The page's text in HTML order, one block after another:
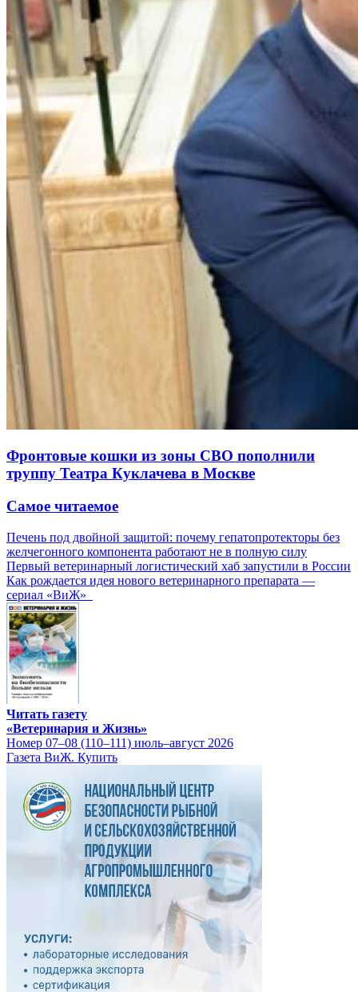
Фронтовые кошки из зоны СВО пополнили
труппу Театра Куклачева в Москве
Самое читаемое
Печень под двойной защитой: почему гепатопротекторы без
желчегонного компонента работают не в полную силу
Первый ветеринарный логистический хаб запустили в России
Как рождается идея нового ветеринарного препарата —
сериал «ВиЖ»
Читать газету
«Ветеринария и Жизнь»
Номер 07–08 (110–111) июль–август 2026
Газета ВиЖ. Купить